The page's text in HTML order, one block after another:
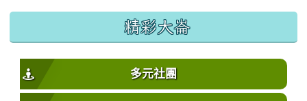
精彩大崙
多元社團